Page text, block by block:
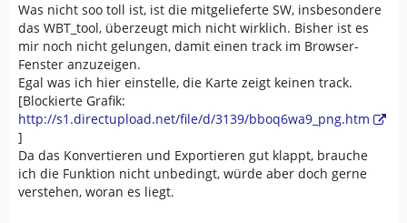
Was nicht soo toll ist, ist die mitgelieferte SW, insbesondere
das WBT_tool, überzeugt mich nicht wirklich. Bisher ist es
mir noch nicht gelungen, damit einen track im Browser-
Fenster anzuzeigen.
Egal was ich hier einstelle, die Karte zeigt keinen track.
[Blockierte Grafik:
http://s1.directupload.net/file/d/3139/bboq6wa9_png.htm
]
Da das Konvertieren und Exportieren gut klappt, brauche
ich die Funktion nicht unbedingt, würde aber doch gerne
verstehen, woran es liegt.